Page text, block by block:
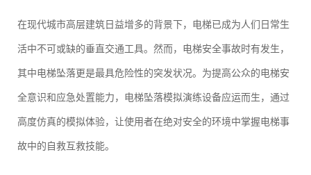
在现代城市高层建筑日益增多的背景下，电梯已成为人们日常生
活中不可或缺的垂直交通工具。然而，电梯安全事故时有发生，
其中电梯坠落更是最具危险性的突发状况。为提高公众的电梯安
全意识和应急处置能力，电梯坠落模拟演练设备应运而生，通过
高度仿真的模拟体验，让使用者在绝对安全的环境中掌握电梯事
故中的自救互救技能。